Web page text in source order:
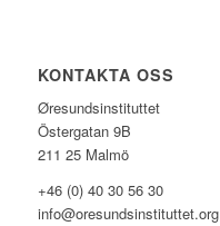
KONTAKTA OSS
Øresundsinstituttet
Östergatan 9B
211 25 Malmö
+46 (0) 40 30 56 30
info@oresundsinstituttet.org